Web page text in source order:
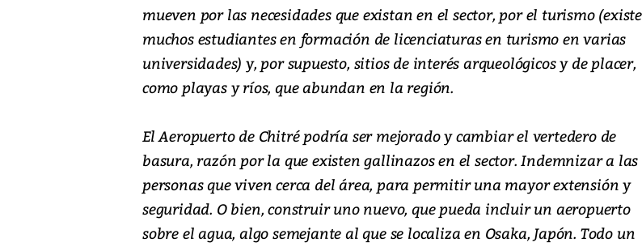
mueven por las necesidades que existan en el sector, por el turismo
muchos estudiantes en formación de licenciaturas en turismo en varias
universidades) y, por supuesto, sitios de interés arqueológicos y de placer,
como playas y ríos, que abundan en la región.
El Aeropuerto de Chitré podría ser mejorado y cambiar el vertedero de
basura, razón por la que existen gallinazos en el sector. Indemnizar a las
personas que viven cerca del área, para permitir una mayor extensión y
seguridad. O bien, construir uno nuevo, que pueda incluir un aeropuerto
sobre el agua, algo semejante al que se localiza en Osaka, Japón. Todo un